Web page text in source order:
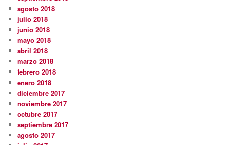
agosto 2018
julio 2018
junio 2018
mayo 2018
abril 2018
marzo 2018
febrero 2018
enero 2018
diciembre 2017
noviembre 2017
octubre 2017
septiembre 2017
agosto 2017